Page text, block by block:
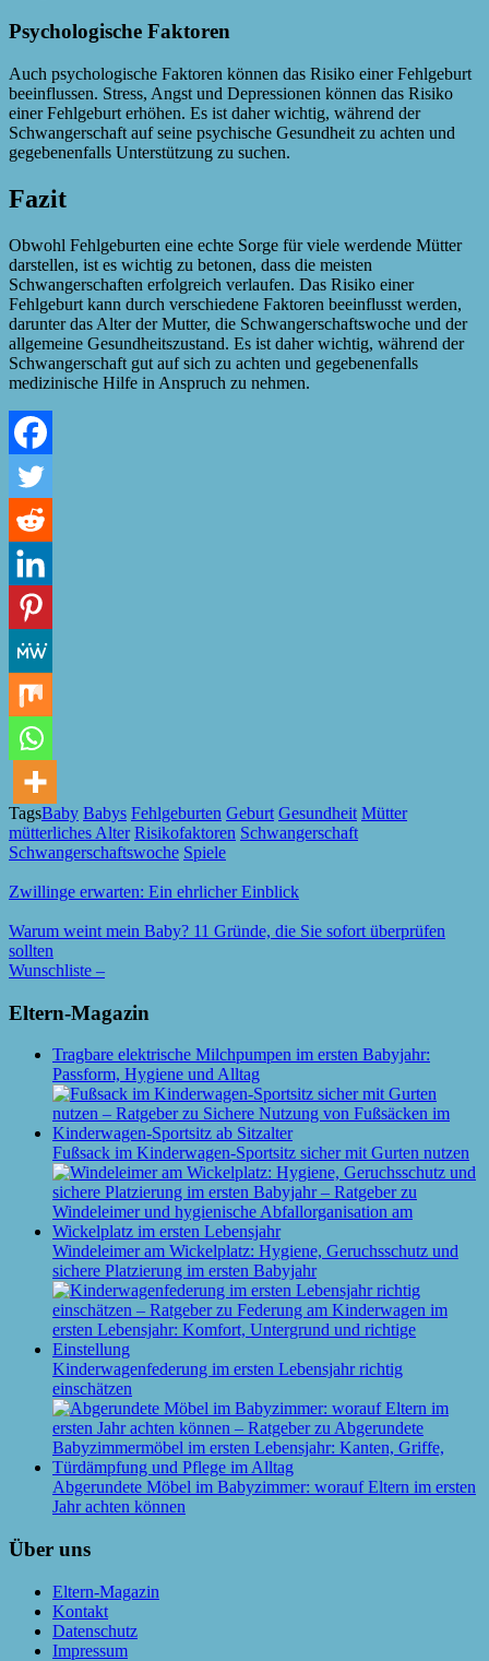
Psychologische Faktoren
Auch psychologische Faktoren können das Risiko einer Fehlgeburt
beeinflussen. Stress, Angst und Depressionen können das Risiko
einer Fehlgeburt erhöhen. Es ist daher wichtig, während der
Schwangerschaft auf seine psychische Gesundheit zu achten und
gegebenenfalls Unterstützung zu suchen.
Fazit
Obwohl Fehlgeburten eine echte Sorge für viele werdende Mütter
darstellen, ist es wichtig zu betonen, dass die meisten
Schwangerschaften erfolgreich verlaufen. Das Risiko einer
Fehlgeburt kann durch verschiedene Faktoren beeinflusst werden,
darunter das Alter der Mutter, die Schwangerschaftswoche und der
allgemeine Gesundheitszustand. Es ist daher wichtig, während der
Schwangerschaft gut auf sich zu achten und gegebenenfalls
medizinische Hilfe in Anspruch zu nehmen.
TagsBaby Babys Fehlgeburten Geburt Gesundheit Mütter
mütterliches Alter Risikofaktoren Schwangerschaft
Schwangerschaftswoche Spiele
Zwillinge erwarten: Ein ehrlicher Einblick
Warum weint mein Baby? 11 Gründe, die Sie sofort überprüfen
sollten
Wunschliste –
Eltern-Magazin
Tragbare elektrische Milchpumpen im ersten Babyjahr:
Passform, Hygiene und Alltag
Fußsack im Kinderwagen-Sportsitz sicher mit Gurten nutzen
Windeleimer am Wickelplatz: Hygiene, Geruchsschutz und
sichere Platzierung im ersten Babyjahr
Kinderwagenfederung im ersten Lebensjahr richtig
einschätzen
Abgerundete Möbel im Babyzimmer: worauf Eltern im ersten
Jahr achten können
Über uns
Eltern-Magazin
Kontakt
Datenschutz
Impressum